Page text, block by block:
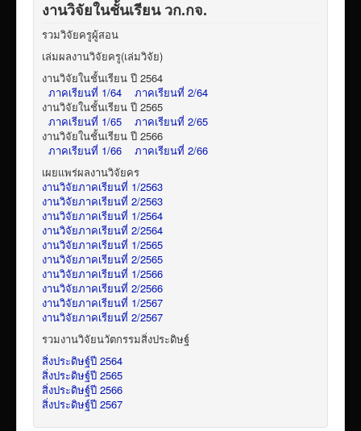
งานวิจัยในชั้นเรียน วก.กจ.
รวมวิจัยครูผู้สอน
เล่มผลงานวิจัยครู(เล่มวิจัย)
งานวิจัยในชั้นเรียน ปี 2564
ภาคเรียนที่ 1/64
ภาคเรียนที่ 2/64
งานวิจัยในชั้นเรียน ปี 2565
ภาคเรียนที่ 1/65
ภาคเรียนที่ 2/65
งานวิจัยในชั้นเรียน ปี 2566
ภาคเรียนที่ 1/66
ภาคเรียนที่ 2/66
เผยแพร่ผลงานวิจัยคร
งานวิจัยภาคเรียนที่ 1/2563
งานวิจัยภาคเรียนที่ 2/2563
งานวิจัยภาคเรียนที่ 1/2564
งานวิจัยภาคเรียนที่ 2/2564
งานวิจัยภาคเรียนที่ 1/2565
งานวิจัยภาคเรียนที่ 2/2565
งานวิจัยภาคเรียนที่ 1/2566
งานวิจัยภาคเรียนที่ 2/2566
งานวิจัยภาคเรียนที่ 1/2567
งานวิจัยภาคเรียนที่ 2/2567
รวมงานวิจัยนวัตกรรมสิ่งประดิษฐ์
สิ่งประดิษฐ์ปี 2564
สิ่งประดิษฐ์ปี 2565
สิ่งประดิษฐ์ปี 2566
สิ่งประดิษฐ์ปี 2567